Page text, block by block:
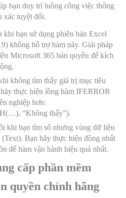
bạn duy trì luồng công việc thông
xác tuyệt đối.
khi bạn sử dụng phiên bản Excel
không hỗ trợ hàm này. Giải pháp
Microsoft 365 bản quyền để kích
không tìm thấy giá trị mục tiêu
thực hiện lồng hàm IFERROR
nghiệp hơn:
“Không thấy”).
khi bạn tìm số nhưng vùng dữ liệu
Bạn hãy thực hiện đồng nhất
để hàm vận hành hiệu quả nhất.
cấp phần mềm
quyền chính hãng